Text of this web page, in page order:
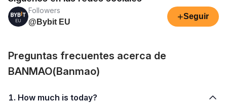
Followers
@Bybit EU
+Seguir
Preguntas frecuentes acerca de
BANMAO(Banmao)
1. How much is today?